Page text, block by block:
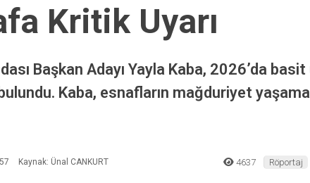
Kritik Uyarı
Başkan Adayı Yayla Kaba, 2026’da
Kaba, esnafların mağduriyet
Kaynak: Ünal CANKURT 4637 Röportaj